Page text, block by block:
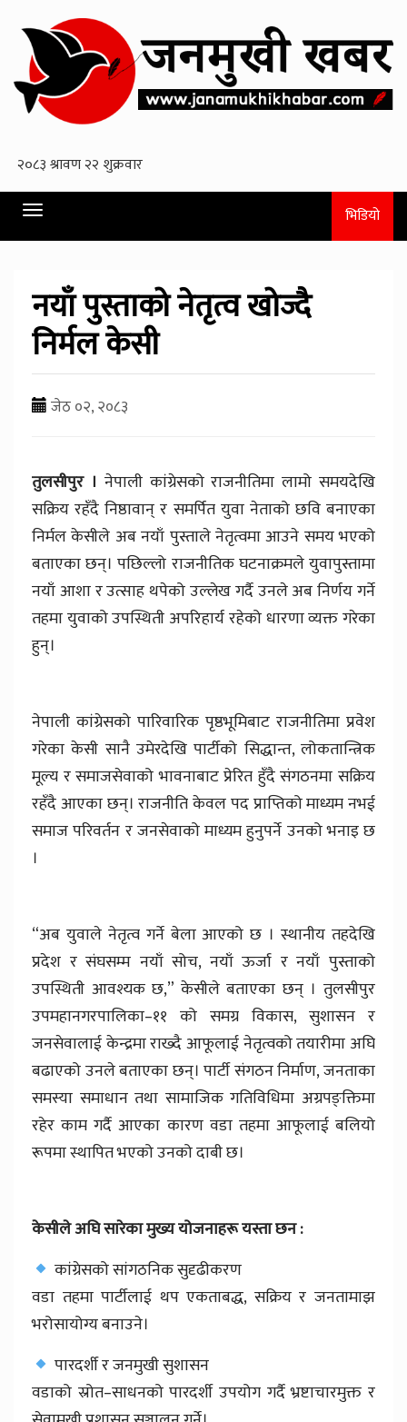
Toggle
navigation
भिडियो
नयाँ पुस्ताको नेतृत्व खोज्दै
निर्मल केसी
जेठ ०२, २०८३
तुलसीपुर । नेपाली कांग्रेसको राजनीतिमा लामो समयदेखि
सक्रिय रहँदै निष्ठावान् र समर्पित युवा नेताको छवि बनाएका
निर्मल केसीले अब नयाँ पुस्ताले नेतृत्वमा आउने समय भएको
बताएका छन्। पछिल्लो राजनीतिक घटनाक्रमले युवापुस्तामा
नयाँ आशा र उत्साह थपेको उल्लेख गर्दै उनले अब निर्णय गर्ने
तहमा युवाको उपस्थिती अपरिहार्य रहेको धारणा व्यक्त गरेका
हुन्।
नेपाली कांग्रेसको पारिवारिक पृष्ठभूमिबाट राजनीतिमा प्रवेश
गरेका केसी सानै उमेरदेखि पार्टीको सिद्धान्त, लोकतान्त्रिक
मूल्य र समाजसेवाको भावनाबाट प्रेरित हुँदै संगठनमा सक्रिय
रहँदै आएका छन्। राजनीति केवल पद प्राप्तिको माध्यम नभई
समाज परिवर्तन र जनसेवाको माध्यम हुनुपर्ने उनको भनाइ छ
।
“अब युवाले नेतृत्व गर्ने बेला आएको छ । स्थानीय तहदेखि
प्रदेश र संघसम्म नयाँ सोच, नयाँ ऊर्जा र नयाँ पुस्ताको
उपस्थिती आवश्यक छ,” केसीले बताएका छन् । तुलसीपुर
उपमहानगरपालिका–११ को समग्र विकास, सुशासन र
जनसेवालाई केन्द्रमा राख्दै आफूलाई नेतृत्वको तयारीमा अघि
बढाएको उनले बताएका छन्। पार्टी संगठन निर्माण, जनताका
समस्या समाधान तथा सामाजिक गतिविधिमा अग्रपङ्क्तिमा
रहेर काम गर्दै आएका कारण वडा तहमा आफूलाई बलियो
रूपमा स्थापित भएको उनको दाबी छ।
केसीले अघि सारेका मुख्य योजनाहरू यस्ता छन :
कांग्रेसको सांगठनिक सुदृढीकरण
वडा तहमा पार्टीलाई थप एकताबद्ध, सक्रिय र जनतामाझ
भरोसायोग्य बनाउने।
पारदर्शी र जनमुखी सुशासन
वडाको स्रोत–साधनको पारदर्शी उपयोग गर्दै भ्रष्टाचारमुक्त र